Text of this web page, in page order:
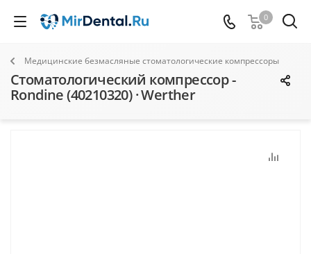
0
Медицинские безмасляные стоматологические компрессоры
Стоматологический компрессор -
Rondine (40210320) · Werther